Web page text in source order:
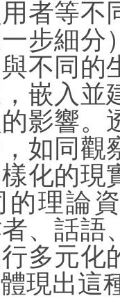
者等不
步細分
不同的
嵌入並
影響。
如同觀
化的現
的理論
、話語
多元化
現出這